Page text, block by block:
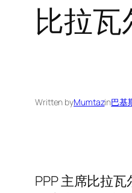
比拉
Written byMumtazin巴基
PPP 主席比拉